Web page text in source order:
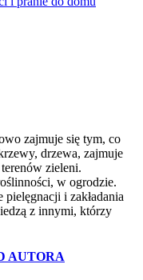
zajmuje się tym, co
drzewa, zajmuje
zieleni.
w ogrodzie.
i zakładania
z innymi, którzy
AUTORA